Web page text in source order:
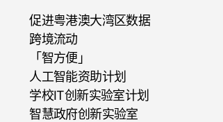
促进粤港澳大湾区数据
跨境流动
「智方便」
人工智能资助计划
学校IT创新实验室计划
智慧政府创新实验室